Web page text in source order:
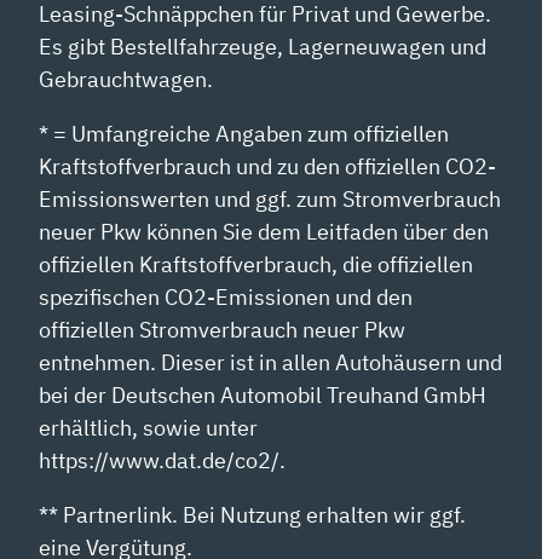
Leasing-Schnäppchen für Privat und Gewerbe.
Es gibt Bestellfahrzeuge, Lagerneuwagen und
Gebrauchtwagen.
* = Umfangreiche Angaben zum offiziellen
Kraftstoffverbrauch und zu den offiziellen CO2-
Emissionswerten und ggf. zum Stromverbrauch
neuer Pkw können Sie dem Leitfaden über den
offiziellen Kraftstoffverbrauch, die offiziellen
spezifischen CO2-Emissionen und den
offiziellen Stromverbrauch neuer Pkw
entnehmen. Dieser ist in allen Autohäusern und
bei der Deutschen Automobil Treuhand GmbH
erhältlich, sowie unter
https://www.dat.de/co2/.
** Partnerlink. Bei Nutzung erhalten wir ggf.
eine Vergütung.